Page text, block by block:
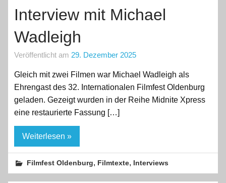
Interview mit Michael
Wadleigh
Veröffentlicht am 29. Dezember 2025
Gleich mit zwei Filmen war Michael Wadleigh als
Ehrengast des 32. Internationalen Filmfest Oldenburg
geladen. Gezeigt wurden in der Reihe Midnite Xpress
eine restaurierte Fassung […]
Weiterlesen »
Filmfest Oldenburg, Filmtexte, Interviews